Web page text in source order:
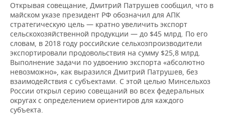
Открывая совещание, Дмитрий Патрушев сообщил, что в
майском указе президент РФ обозначил для АПК
стратегическую цель — кратно увеличить экспорт
сельскохозяйственной продукции — до $45 млрд. По его
словам, в 2018 году российские сельхозпроизводители
экспортировали продовольствия на сумму $25,8 млрд.
Выполнение задачи по удвоению экспорта «абсолютно
невозможно», как выразился Дмитрий Патрушев, без
взаимодействия с субъектами. С этой целью Минсельхоз
России открыл серию совещаний во всех федеральных
округах с определением ориентиров для каждого
субъекта.